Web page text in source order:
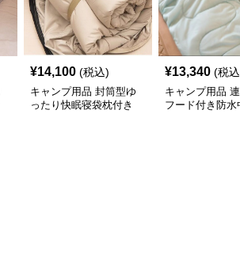
¥14,100 (税込)
キャンプ用品 封筒型ゆ
ったり快眠寝袋枕付き
¥13,340 (税
キャンプ用品
フード付き防水